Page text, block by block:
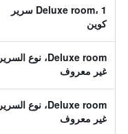
Deluxe room، 1 سرير
كوين
Deluxe room، نوع السرير
غير معروف
Deluxe room، نوع السرير
غير معروف